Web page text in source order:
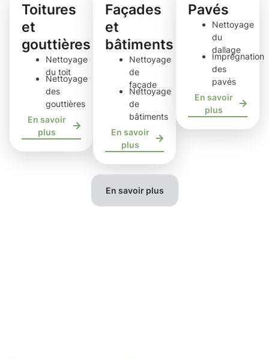
Toitures
et
gouttières
Nettoyage
du toit
Nettoyage
des
gouttières
En savoir
plus
Façades
et
bâtiments
Nettoyage
de
façade
Nettoyage
de
bâtiments
En savoir
plus
Pavés
Nettoyage
du
dallage
Imprégnation
des
pavés
En savoir
plus
En savoir plus